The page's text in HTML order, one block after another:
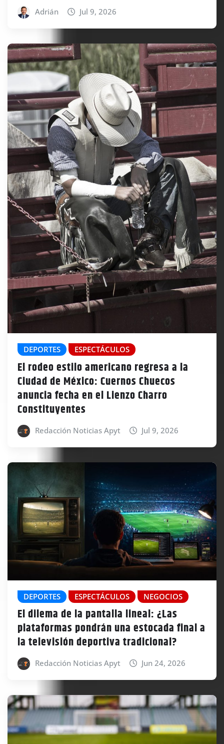
Adrián Jul 9, 2026
DEPORTES ESPECTÁCULOS
El rodeo estilo americano regresa a la
Ciudad de México: Cuernos Chuecos
anuncia fecha en el Lienzo Charro
Constituyentes
Redacción Noticias Apyt Jul 9, 2026
DEPORTES ESPECTÁCULOS NEGOCIOS
El dilema de la pantalla lineal: ¿Las
plataformas pondrán una estocada final a
la televisión deportiva tradicional?
Redacción Noticias Apyt Jun 24, 2026